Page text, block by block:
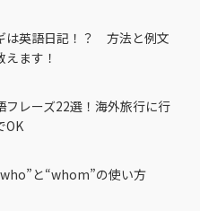
は英語日記！？ 方法と例文
ます！
フレーズ22選！海外旅行に行
OK
と“whom”の使い方